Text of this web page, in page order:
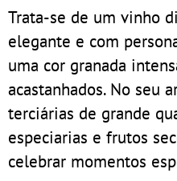
Trata-se de um vinho
elegante e com
uma cor granada
acastanhados. No seu
terciárias de grande
especiarias e frutos
celebrar momentos